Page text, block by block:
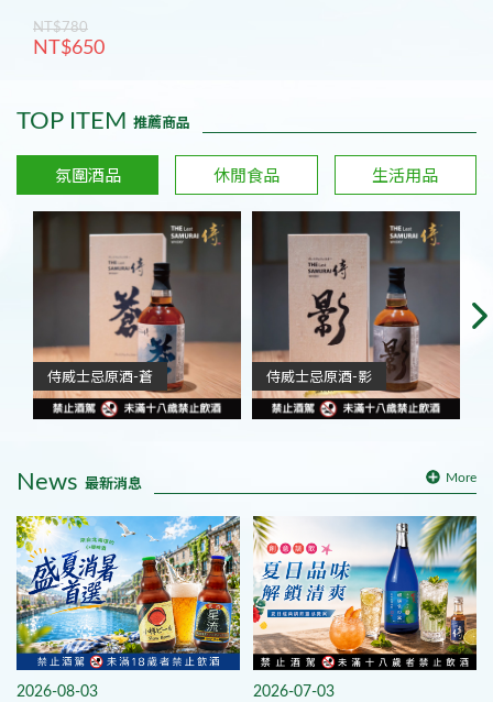
NT$780
NT$650
TOP ITEM 推薦商品
氛圍酒品 休閒食品 生活用品
侍威士忌原酒-蒼 侍威士忌原酒-影
News 最新消息 More
2026-08-03
2026-07-03